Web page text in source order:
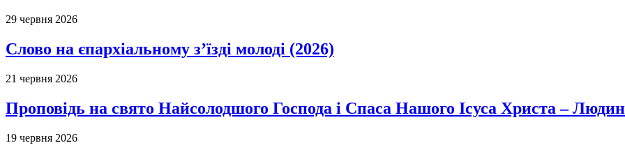
29 червня 2026
Слово на єпархіальному з’їзді молоді (2026)
21 червня 2026
Проповідь на свято Найсолодшого Господа і Спаса Нашого Ісуса Христа –
19 червня 2026